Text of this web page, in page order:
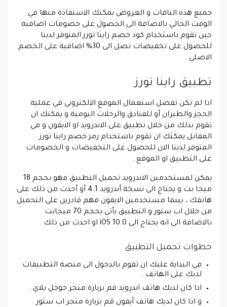
جميع هذه الباقات و العروض يمكنك الاستفادة منها في
الوقت الحالي بالاضافة الى الحصول على خصومات اضافية
حين تقوم باستخدام كود خصم راينا تورز المتوفر لدينا
للحصول على تخفيضات تصل الى 30% اضافية على الخصم
الاصلي .
تطبيق راينا تورز
اذا لم تكن تفضل استعمال الموقع الالكتروني في عملية
الحجز والطيران أو للفنادق والرحلات اليومية و يمكنك ان
تقوم بذلك من خلال تطبيق على الاندرويد او الايفون و في
المقابل يمكنك ان تقوم باستخدام رمز خصم راينا تورز
المتوفر لدينا الان للحصول على التخفيضات و الخصومات
على التطبيق او الموقع .
يمكن لمستخدمين الاندرويد تحميل التطبيق فهو بحجم 18
ميجا بت و يحتاج الى نسخة أندرويد 4.1 أو أحدث من ذلك على
هاتفك ، بينما مستخدمين الايفون فهم قادرين على التحميل
من خلال اب ستور و التطبيق يأتي بحجم 70 ميجابت
بالاضافة الى انه يحتاج الى iOS 10.0 او احدث من ذلك .
خطوات تحميل التطبيق
في البداية عليك ان تقوم بالدخول الى منصة التطبيقات
لديك على الهاتف .
اذا كان لديك هاتف اندرويد قم بزيارة متجر جوجل بلاي .
و اذا كان لديك هاتف آيفون قم بزيارة متجر اب ستور .